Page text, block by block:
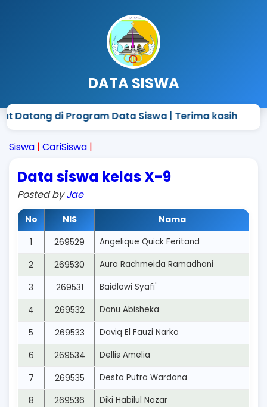
DATA SISWA
Datang di Program Data Siswa | Terima kasih
Siswa | CariSiswa |
Data siswa kelas X-9
Posted byJae
No NIS
Nama
1
269529 Angelique Quick Feritand
2 269530 Aura Rachmeida Ramadhani
3 269531 Baidlowi Syafi'
4 269532 Danu Abisheka
5 269533 Daviq El Fauzi Narko
6 269534 Dellis Amelia
7 269535 Desta Putra Wardana
8 269536 Diki Habilul Nazar